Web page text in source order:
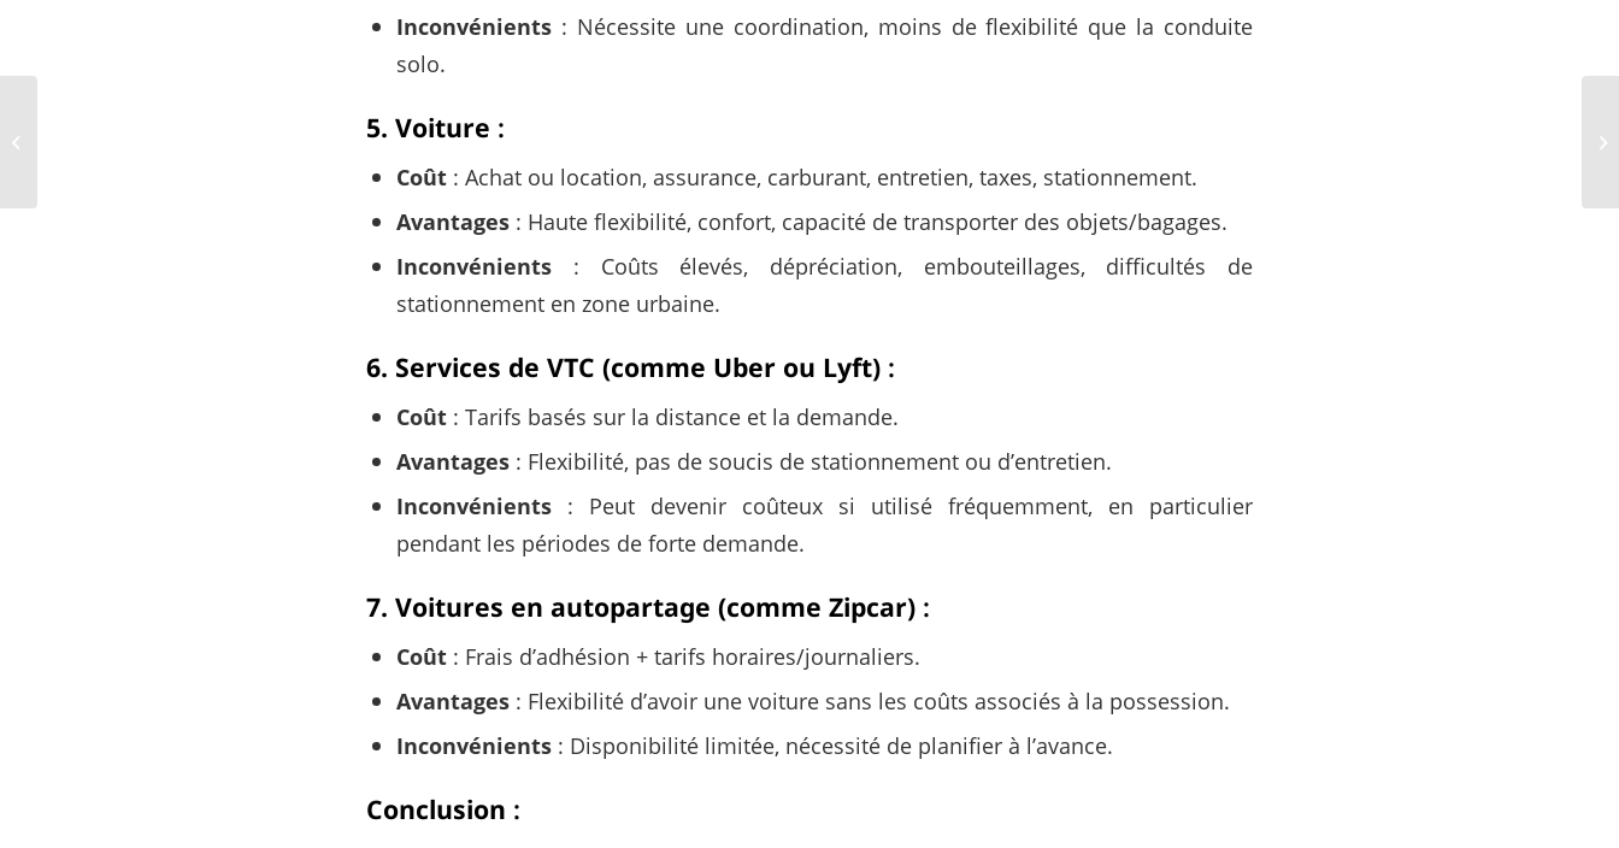
Inconvénients : Nécessite une coordination, moins de flexibilité que la conduite
solo.
5. Voiture :
Coût : Achat ou location, assurance, carburant, entretien, taxes, stationnement.
Avantages : Haute flexibilité, confort, capacité de transporter des objets/bagages.
Inconvénients : Coûts élevés, dépréciation, embouteillages, difficultés de
stationnement en zone urbaine.
6. Services de VTC (comme Uber ou Lyft) :
Coût : Tarifs basés sur la distance et la demande.
Avantages : Flexibilité, pas de soucis de stationnement ou d’entretien.
Inconvénients : Peut devenir coûteux si utilisé fréquemment, en particulier
pendant les périodes de forte demande.
7. Voitures en autopartage (comme Zipcar) :
Coût : Frais d’adhésion + tarifs horaires/journaliers.
Avantages : Flexibilité d’avoir une voiture sans les coûts associés à la possession.
Inconvénients : Disponibilité limitée, nécessité de planifier à l’avance.
Conclusion :